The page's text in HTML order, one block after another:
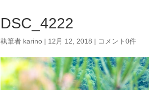
DSC_4222
執筆者 karino | 12月 12, 2018 | コメント0件